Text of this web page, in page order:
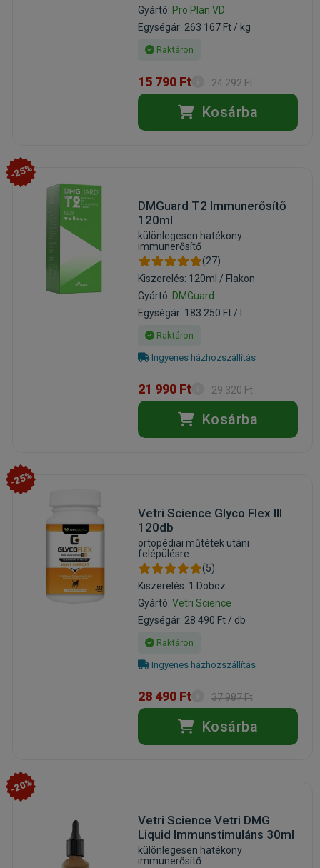
Gyártó: Pro Plan VD
Egységár: 263 167 Ft / kg
Raktáron
15 790 Ft 24 292 Ft
Kosárba
-25%
DMGuard T2 Immunerősítő
120ml
különlegesen hatékony
immunerősítő
(27)
Kiszerelés: 120ml / Flakon
Gyártó: DMGuard
Egységár: 183 250 Ft / l
Raktáron
Ingyenes házhozszállítás
21 990 Ft 29 320 Ft
Kosárba
-25%
Vetri Science Glyco Flex III
120db
ortopédiai műtétek utáni
felépülésre
(5)
Kiszerelés: 1 Doboz
Gyártó: Vetri Science
Egységár: 28 490 Ft / db
Raktáron
Ingyenes házhozszállítás
28 490 Ft 37 987 Ft
Kosárba
-20%
Vetri Science Vetri DMG
Liquid Immunstimuláns 30ml
különlegesen hatékony
immunerősítő